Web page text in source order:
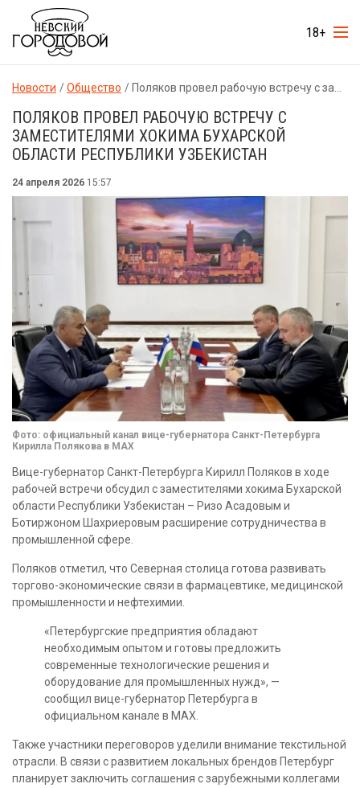
18+
Новости Общество Поляков провел рабочую встречу с заместителями хокима Бухарской области Республики Узбекистан
ПОЛЯКОВ ПРОВЕЛ РАБОЧУЮ ВСТРЕЧУ С
ЗАМЕСТИТЕЛЯМИ ХОКИМА БУХАРСКОЙ
ОБЛАСТИ РЕСПУБЛИКИ УЗБЕКИСТАН
24 апреля 2026 15:57
Фото: официальный канал вице-губернатора Санкт-Петербурга
Кирилла Полякова в MAX
Вице-губернатор Санкт-Петербурга Кирилл Поляков в ходе
рабочей встречи обсудил с заместителями хокима Бухарской
области Республики Узбекистан – Ризо Асадовым и
Ботиржоном Шахриеровым расширение сотрудничества в
промышленной сфере.
Поляков отметил, что Северная столица готова развивать
торгово-экономические связи в фармацевтике, медицинской
промышленности и нефтехимии.
«Петербургские предприятия обладают
необходимым опытом и готовы предложить
современные технологические решения и
оборудование для промышленных нужд», —
сообщил вице-губернатор Петербурга в
официальном канале в MAX.
Также участники переговоров уделили внимание текстильной
отрасли. В связи с развитием локальных брендов Петербург
планирует заключить соглашения с зарубежными коллегами